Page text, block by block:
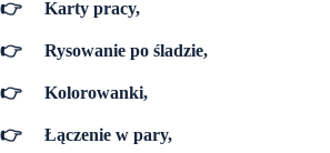
👉 Karty pracy,
👉 Rysowanie po śladzie,
👉 Kolorowanki,
👉 Łączenie w pary,